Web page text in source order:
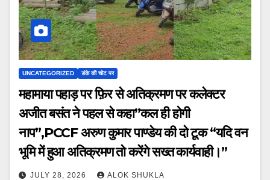
UNCATEGORIZED डंके की चोट पर
महामाया पहाड़ पर फ़िर से अतिक्रमण पर कलेक्टर
अजीत बसंत ने पहल से कहा”कल ही होगी
नाप”,PCCF अरुण कुमार पाण्डेय की दो टूक “यदि वन
भूमि में हुआ अतिक्रमण तो करेंगे सख्त कार्यवाही।”
JULY 28, 2026 ALOK SHUKLA